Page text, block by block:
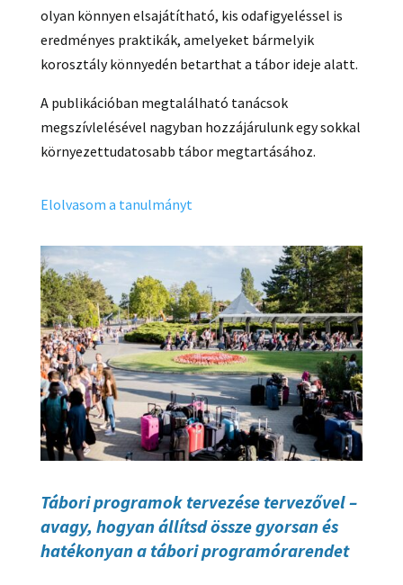
olyan könnyen elsajátítható, kis odafigyeléssel is
eredményes praktikák, amelyeket bármelyik
korosztály könnyedén betarthat a tábor ideje alatt.
A publikációban megtalálható tanácsok
megszívlelésével nagyban hozzájárulunk egy sokkal
környezettudatosabb tábor megtartásához.
Elolvasom a tanulmányt
Tábori programok tervezése tervezővel –
avagy, hogyan állítsd össze gyorsan és
hatékonyan a tábori programórarendet